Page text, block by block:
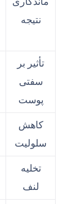
نتیجه
تأثیر بر
سفتی
پوست
کاهش
سلولیت
تخلیه
لنف